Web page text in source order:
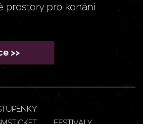
prostory pro konání
>>